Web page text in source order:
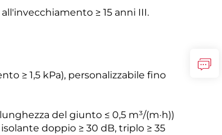
≥ 15 anni III.
≥ 1,5 kPa), personalizzabile fino
del giunto ≤ 0,5 m³/(m·h))
doppio ≥ 30 dB, triplo ≥ 35